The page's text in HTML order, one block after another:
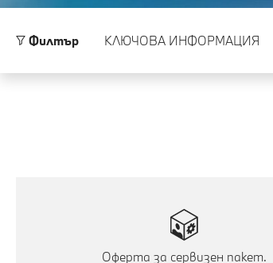
Филтър КЛЮЧОВА ИНФОРМАЦИЯ
Оферта за сервизен пакет.